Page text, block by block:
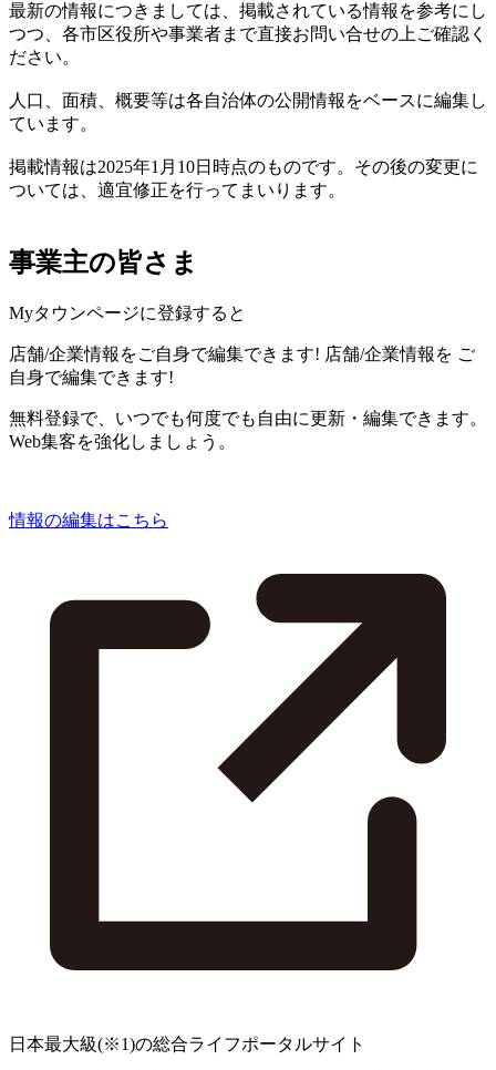
最新の情報につきましては、掲載されている情報を参考にし
つつ、各市区役所や事業者まで直接お問い合せの上ご確認く
ださい。
人口、面積、概要等は各自治体の公開情報をベースに編集し
ています。
掲載情報は2025年1月10日時点のものです。その後の変更に
ついては、適宜修正を行ってまいります。
事業主の皆さま
Myタウンページに登録すると
店舗/企業情報をご自身で編集できます! 店舗/企業情報を ご
自身で編集できます!
無料登録で、いつでも何度でも自由に更新・編集できます。
Web集客を強化しましょう。
情報の編集はこちら
日本最大級(※1)の総合ライフポータルサイト